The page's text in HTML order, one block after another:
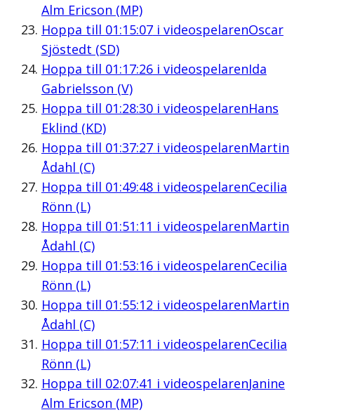
Alm Ericson (MP)
Hoppa till 01:15:07i videospelarenOscar
Sjöstedt (SD)
Hoppa till 01:17:26i videospelarenIda
Gabrielsson (V)
Hoppa till 01:28:30i videospelarenHans
Eklind (KD)
Hoppa till 01:37:27i videospelarenMartin
Ådahl (C)
Hoppa till 01:49:48i videospelarenCecilia
Rönn (L)
Hoppa till 01:51:11 i videospelarenMartin
Ådahl (C)
Hoppa till 01:53:16i videospelarenCecilia
Rönn (L)
Hoppa till 01:55:12 i videospelarenMartin
Ådahl (C)
Hoppa till 01:57:11 i videospelarenCecilia
Rönn (L)
Hoppa till 02:07:41 i videospelarenJanine
Alm Ericson (MP)